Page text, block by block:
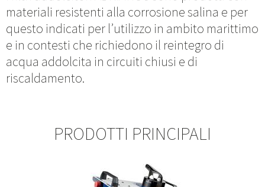
materiali resistenti alla corrosione salina e per
questo indicati per l’utilizzo in ambito marittimo
e in contesti che richiedono il reintegro di
acqua addolcita in circuiti chiusi e di
riscaldamento.
PRODOTTI PRINCIPALI